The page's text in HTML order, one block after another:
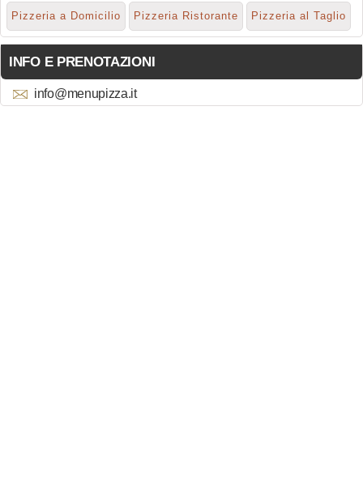
Pizzeria a Domicilio Pizzeria Ristorante Pizzeria al Taglio
INFO E PRENOTAZIONI
info@menupizza.it